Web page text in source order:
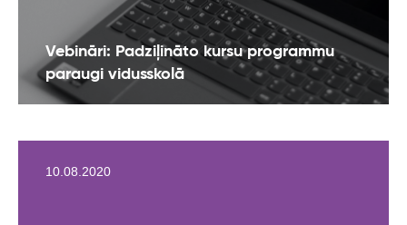
Vebināri: Padziļināto kursu programmu
paraugi vidusskolā
10.08.2020